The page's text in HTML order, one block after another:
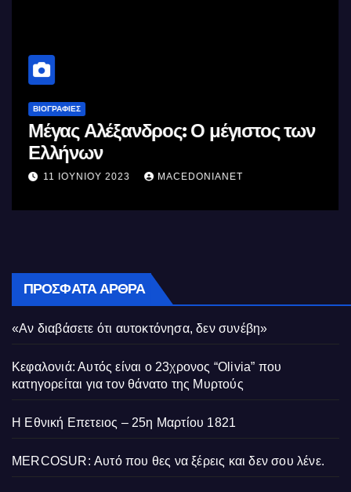
ΒΙΟΓΡΑΦΊΕΣ
Μέγας Αλέξανδρος: Ο μέγιστος των
Ελλήνων
11 ΙΟΥΝΊΟΥ 2023 MACEDONIANET
ΠΡΌΣΦΑΤΑ ΆΡΘΡΑ
«Αν διαβάσετε ότι αυτοκτόνησα, δεν συνέβη»
Κεφαλονιά: Αυτός είναι ο 23χρονος “Olivia” που
κατηγορείται για τον θάνατο της Μυρτούς
Η Εθνική Επετειος – 25η Μαρτίου 1821
MERCOSUR: Αυτό που θες να ξέρεις και δεν σου λένε.